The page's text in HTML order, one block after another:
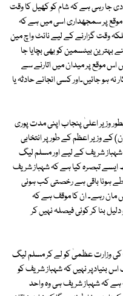
جا رہی ہے کہ شام کو کھیل کا وقت
پر سمجھداری اسی میں ہے کہ
وقت گزارنے کے لیے نائٹ واچ مین
بہترین بیٹسمین کو بھی بچایا جا
اس موقع پر میدان میں اتارنے سے
ہو جائیں۔اور کسی انجانے حادثہ یا
وزیر اعلیٰ پنجاب اپنی مدت پوری
لیگ (ن) کے وزیر اعظم کے طور پر انتخابی
شریف کے لیے اور مسلم لیگ
تبصرہ کیا ہے کہ شہباز شریف
ہونا باقی ہے رخصتی کب ہونی
مان رہے۔ ان کا موقف ہے کہ
بنا کر کوئی فیصلہ نہیں کر
وزارت عظمیٰ کو لے کر مسلم لیگ
بنیادپر نہیں کہ شہباز شریف کو
ہے کہ شہباز شریف ہی وہ واحد